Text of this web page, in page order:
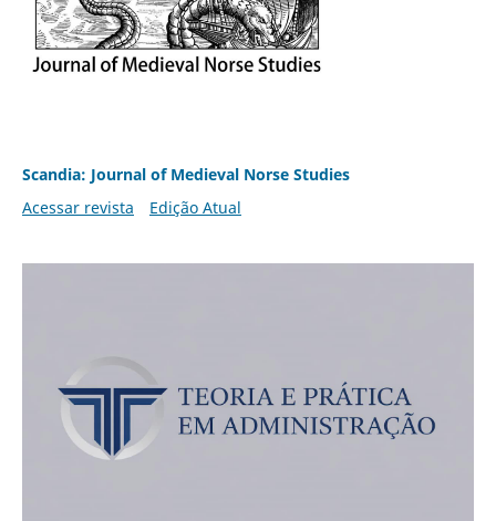
Scandia: Journal of Medieval Norse Studies
Acessar revista
Edição Atual